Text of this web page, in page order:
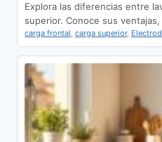
Explora las diferencias entre
superior. Conoce sus
carga frontal, carga superior,